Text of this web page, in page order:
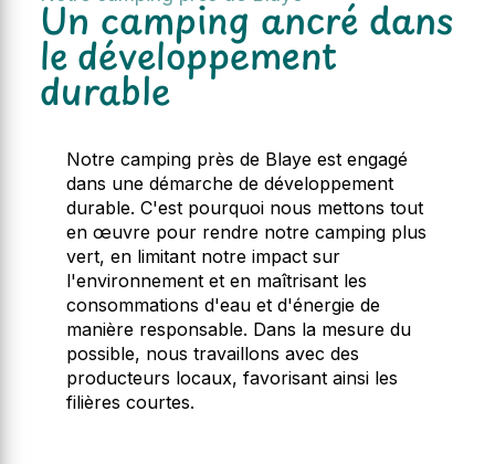
Un camping ancré dans
le développement
durable
Notre camping près de Blaye est engagé
dans une démarche de développement
durable. C'est pourquoi nous mettons tout
en œuvre pour rendre notre camping plus
vert, en limitant notre impact sur
l'environnement et en maîtrisant les
consommations d'eau et d'énergie de
manière responsable. Dans la mesure du
possible, nous travaillons avec des
producteurs locaux, favorisant ainsi les
filières courtes.